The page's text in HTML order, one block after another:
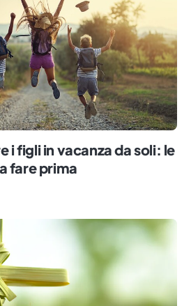
i figli in vacanza da soli: le
fare prima